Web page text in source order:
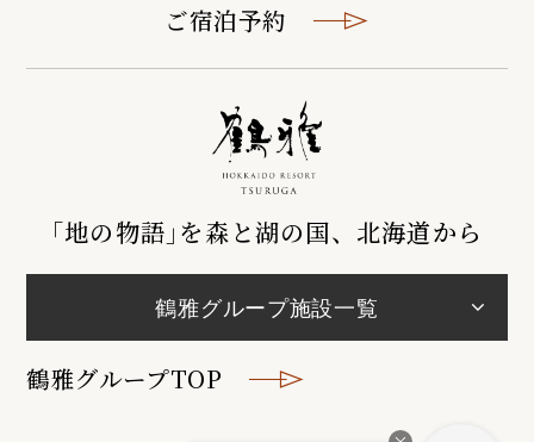
ご宿泊予約
｢地の物語｣を森と湖の国、北海道から
鶴雅グループ施設一覧
鶴雅グループTOP